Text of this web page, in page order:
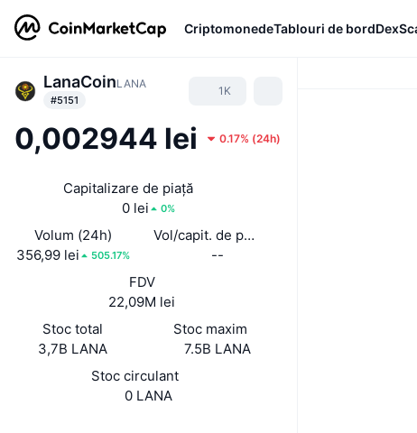
CriptomonedeTablouri de bord
LanaCoinLANA
#5151
1K
0,002944 lei 0.17% (24h)
Capitalizare de piață
0 lei
0%
Volum (24h)
356,99 lei
505.17%
Vol/capit. de piață (24 h)
--
FDV
22,09M lei
Stoc total
3,7B LANA
Stoc maxim
7.5B LANA
Stoc circulant
0 LANA